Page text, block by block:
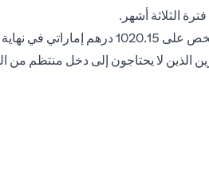
وبتكرار هذه العملية في الفترات الربع السنوية الثلاثة التالية، سيحصل
2٪. لذلك، يمكن للمستثمرين الذين لا يحتاجون إلى دخل منتظم